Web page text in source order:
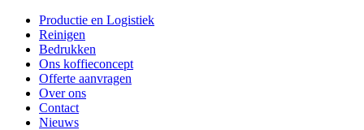
Productie en Logistiek
Reinigen
Bedrukken
Ons koffieconcept
Offerte aanvragen
Over ons
Contact
Nieuws